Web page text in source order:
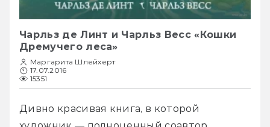
Чарльз де Линт и Чарльз Весс «Кошки
Дремучего леса»
Маргарита Шлейхерт
17.07.2016
15351
Дивно красивая книга, в которой